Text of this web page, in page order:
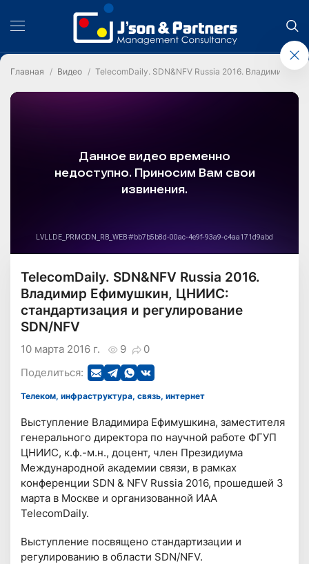
Главная Видео TelecomDaily. SDN&NFV Russia 2016. Владимир
TelecomDaily. SDN&NFV Russia 2016.
Владимир Ефимушкин, ЦНИИС:
стандартизация и регулирование
SDN/NFV
9 0
10 марта 2016 г.
Поделиться:
Телеком, инфраструктура, связь, интернет
Выступление Владимира Ефимушкина, заместителя
генерального директора по научной работе ФГУП
ЦНИИС, к.ф.-м.н., доцент, член Президиума
Международной академии связи, в рамках
конференции SDN & NFV Russia 2016, прошедшей 3
марта в Москве и организованной ИАА
TelecomDaily.
Выступление посвящено стандартизации и
регулированию в области SDN/NFV.